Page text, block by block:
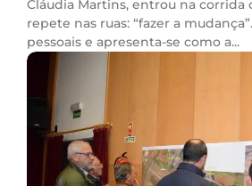
Cláudia Martins, entrou na
repete nas ruas: “fazer a
pessoais e apresenta-se como a...